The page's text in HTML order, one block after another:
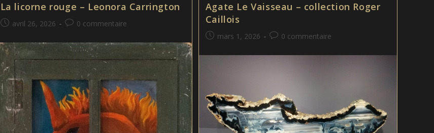
La licorne rouge – Leonora Carrington
Publication
avril 26, 2026
Commentaires
la
publication :
0 commentaire
Agate Le Vaisseau – collection Roger
Caillois
Publication
mars 1, 2026
Commentaires
la
0 commentaire